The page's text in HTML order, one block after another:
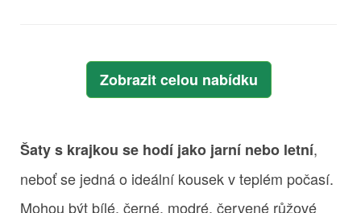
Zobrazit celou nabídku
Šaty s krajkou se hodí jako jarní nebo letní,
neboť se jedná o ideální kousek v teplém počasí.
Mohou být bílé, černé, modré, červené růžové